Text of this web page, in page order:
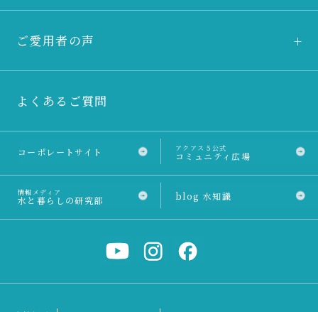
ご愛用者の声
よくあるご質問
コーポレートサイト アクアス５公式
コミュニティ広場
情報メディア
水と暮らしの研究部 blog 水知識